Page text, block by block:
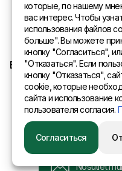
EURO SITEX Latvia
© 2015
Разработано
которые, по нашему
вас интерес. Чтобы
использования файлов
больше". Вы можете
кнопку "Согласиться",
"Отказаться". Если
кнопку "Отказаться",
cookie, которые
сайта и использование
пользователя согласия.
Согласиться